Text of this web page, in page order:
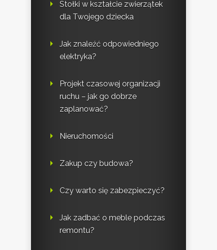
Stołki w kształcie zwierzątek
dla Twojego dziecka
Jak znaleźć odpowiedniego
elektryka?
Projekt czasowej organizacji
ruchu – jak go dobrze
zaplanować?
Nieruchomości
Zakup czy budowa?
Czy warto się zabezpieczyć?
Jak zadbać o meble podczas
remontu?